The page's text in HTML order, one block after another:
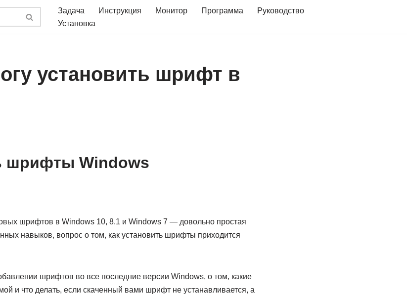
Задача Инструкция Монитор Программа
Руководство
Установка
установить шрифт в
шрифты Windows
шрифтов в Windows 10, 8.1 и Windows 7 — довольно простая
навыков, вопрос о том, как установить шрифты приходится
шрифтов во все последние версии Windows, о том, какие
и что делать, если скаченный вами шрифт не устанавливается, а